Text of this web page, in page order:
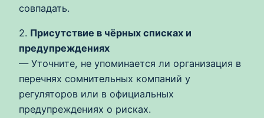
совпадать.
2. Присутствие в чёрных списках и
предупреждениях
— Уточните, не упоминается ли организация в
перечнях сомнительных компаний у
регуляторов или в официальных
предупреждениях о рисках.